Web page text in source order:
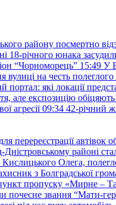
району посмертно
18-річного юнака
“Чорноморець” 15:49 У
на честь полеглого
які локації
але експозицію обіцяють
агресії 09:34 42-річний
автівок
Дністровському районі
Олега,
з Болградської
пропуску «Мирне –
почесне звання “Мати-